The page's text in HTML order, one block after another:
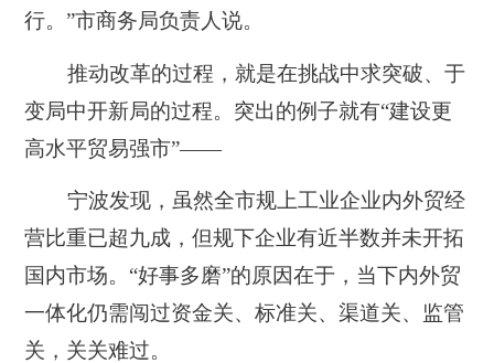
行。”市商务局负责人说。
推动改革的过程，就是在挑战中求突破、于
变局中开新局的过程。突出的例子就有“建设更
高水平贸易强市”——
宁波发现，虽然全市规上工业企业内外贸经
营比重已超九成，但规下企业有近半数并未开拓
国内市场。“好事多磨”的原因在于，当下内外贸
一体化仍需闯过资金关、标准关、渠道关、监管
关，关关难过。